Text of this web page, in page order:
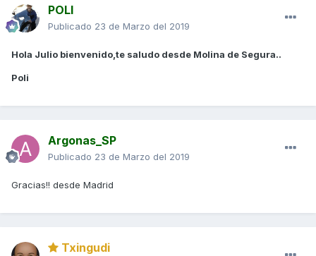
POLI
Publicado 23 de Marzo del 2019
Hola Julio bienvenido,te saludo desde Molina de Segura..
Poli
Argonas_SP
Publicado 23 de Marzo del 2019
Gracias!! desde Madrid
Txingudi